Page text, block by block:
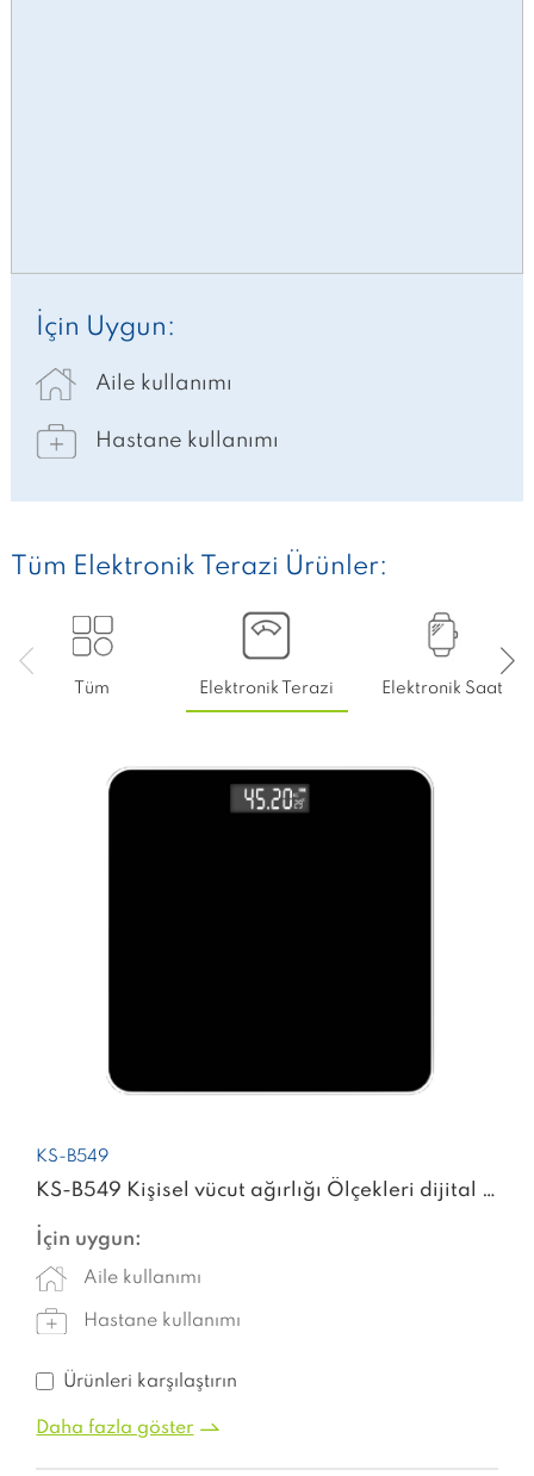
İçin Uygun:
Aile kullanımı
Hastane kullanımı
Tüm Elektronik Terazi Ürünler:
Tüm Elektronik Terazi Elektronik Saat
KS-B549
KS-B549 Kişisel vücut ağırlığı Ölçekleri dijital cam Elektronik Tartı makinesi dijital ağırlık akıllı ölçek
İçin uygun:
Aile kullanımı
Hastane kullanımı
Ürünleri karşılaştırın
Daha fazla göster